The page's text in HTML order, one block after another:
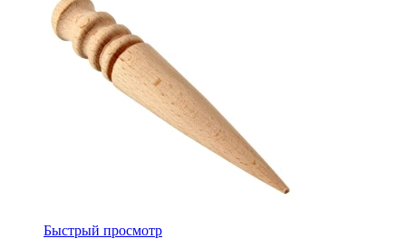
Быстрый просмотр